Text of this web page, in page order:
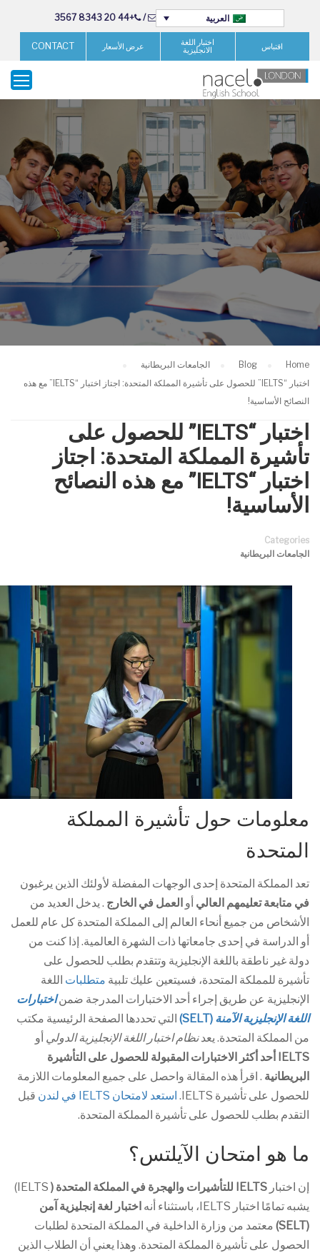
العربية /
+44 20 8343 3567
اقتباس اختبار اللغة
الانجليزية عرض الأسعار CONTACT
Home
Blog
الجامعات البريطانية
اختبار “IELTS” للحصول على تأشيرة المملكة المتحدة: اجتاز اختبار “IELTS” مع هذه
النصائح الأساسية!
اختبار “IELTS” للحصول على
تأشيرة المملكة المتحدة: اجتاز
اختبار “IELTS” مع هذه النصائح
الأساسية!
Categories
الجامعات البريطانية
معلومات حول تأشيرة المملكة
المتحدة
تعد المملكة المتحدة إحدى الوجهات المفضلة لأولئك الذين يرغبون
في متابعة تعليمهم العاليأوالعمل في الخارج. يدخل العديد من
الأشخاص من جميع أنحاء العالم إلى المملكة المتحدة كل عام للعمل
أو الدراسة في إحدى جامعاتها ذات الشهرة العالمية. إذا كنت من
دولة غير ناطقة باللغة الإنجليزية وتتقدم بطلب للحصول على
تأشيرة للمملكة المتحدة، فسيتعين عليك تلبيةمتطلباتاللغة
الإنجليزية عن طريق إجراء أحد الاختبارات المدرجة ضمناختبارات
اللغة الإنجليزية الآمنة(SELT)
التي تحددها الصفحة الرئيسية مكتب
من المملكة المتحدة. يعدنظام اختبار اللغة الإنجليزية الدوليأو
IELTS أحد أكثر الاختبارات المقبولة للحصول على التأشيرة
البريطانية. اقرأ هذه المقالة واحصل على جميع المعلومات اللازمة
للحصول على تأشيرة IELTS.
استعد لامتحان IELTS في لندن
قبل
التقدم بطلب للحصول على تأشيرة المملكة المتحدة.
ما هو امتحان الآيلتس؟
إن اختبارIELTS للتأشيرات والهجرة في المملكة المتحدة (
IELTS)
يشبه تمامًا اختبار IELTS، باستثناء أنه
اختبار لغة إنجليزية آمن
معتمد من وزارة الداخلية في المملكة المتحدة لطلبات
الحصول على تأشيرة المملكة المتحدة. وهذا يعني أن الطلاب الذين